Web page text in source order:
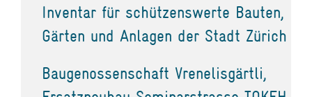
Inventar für schützenswerte Bauten,
Gärten und Anlagen der Stadt Zürich
Baugenossenschaft Vrenelisgärtli,